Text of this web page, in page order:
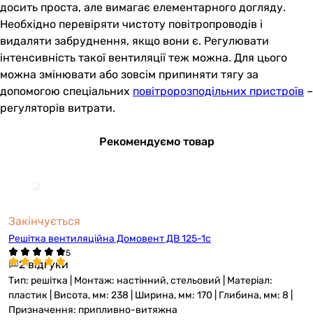
досить проста, але вимагає елементарного догляду.
Необхідно перевіряти чистоту повітропроводів і
видаляти забруднення, якщо вони є. Регулювати
інтенсивність такої вентиляції теж можна. Для цього
можна змінювати або зовсім припиняти тягу за
допомогою спеціальних повітророзподільних пристроїв –
регуляторів витрати.
Рекомендуємо товар
Закінчується
Решітка вентиляційна Домовент ДВ 125-1с
2 відгуки
Тип: решітка | Монтаж: настінний, стельовий | Матеріал:
пластик | Висота, мм: 238 | Ширина, мм: 170 | Глибина, мм: 8 |
Призначення: припливно-витяжна